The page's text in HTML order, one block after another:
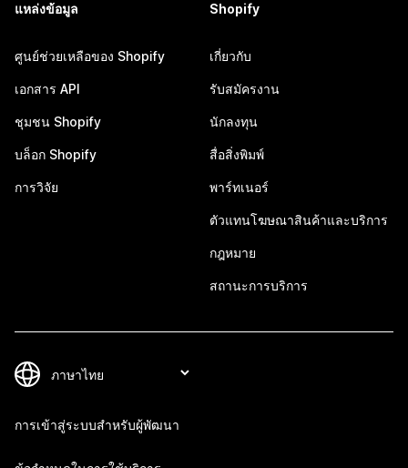
แหล่งข้อมูล
ศูนย์ช่วยเหลือของ Shopify
เอกสาร API
ชุมชน Shopify
บล็อก Shopify
การวิจัย
Shopify
เกี่ยวกับ
รับสมัครงาน
นักลงทุน
สื่อสิ่งพิมพ์
พาร์ทเนอร์
ตัวแทนโฆษณาสินค้าและบริการ
กฎหมาย
สถานะการบริการ
การเข้าสู่ระบบสำหรับผู้พัฒนา